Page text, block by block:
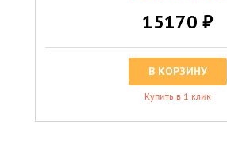
15170 ₽
В КОРЗИНУ
Купить в 1 клик